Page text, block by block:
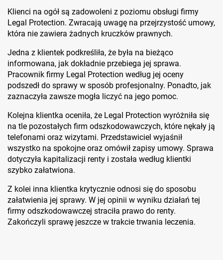
Klienci na ogół są zadowoleni z poziomu obsługi firmy
Legal Protection. Zwracają uwagę na przejrzystość umowy,
która nie zawiera żadnych kruczków prawnych.
Jedna z klientek podkreśliła, że była na bieżąco
informowana, jak dokładnie przebiega jej sprawa.
Pracownik firmy Legal Protection według jej oceny
podszedł do sprawy w sposób profesjonalny. Ponadto, jak
zaznaczyła zawsze mogła liczyć na jego pomoc.
Kolejna klientka oceniła, że Legal Protection wyróżniła się
na tle pozostałych firm odszkodowawczych, które nękały ją
telefonami oraz wizytami. Przedstawiciel wyjaśnił
wszystko na spokojne oraz omówił zapisy umowy. Sprawa
dotyczyła kapitalizacji renty i została według klientki
szybko załatwiona.
Z kolei inna klientka krytycznie odnosi się do sposobu
załatwienia jej sprawy. W jej opinii w wyniku działań tej
firmy odszkodowawczej straciła prawo do renty.
Zakończyli sprawę jeszcze w trakcie trwania leczenia.